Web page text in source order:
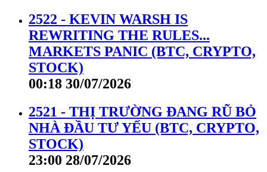
2522 - KEVIN WARSH IS
REWRITING THE RULES...
MARKETS PANIC (BTC, CRYPTO,
STOCK)
00:18 30/07/2026
2521 - THỊ TRƯỜNG ĐANG RŨ BỎ
NHÀ ĐẦU TƯ YẾU (BTC, CRYPTO,
STOCK)
23:00 28/07/2026